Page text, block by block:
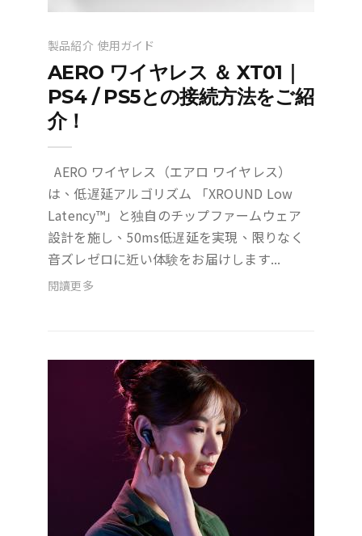
製品紹介 使用ガイド
AERO ワイヤレス ＆ XT01｜
PS4 / PS5との接続方法をご紹
介！
AERO ワイヤレス（エアロ ワイヤレス）
は、低遅延アルゴリズム 「XROUND Low
Latency™」と独自のチップファームウェア
設計を施し、50ms低遅延を実現、限りなく
音ズレゼロに近い体験をお届けします...
閱讀更多